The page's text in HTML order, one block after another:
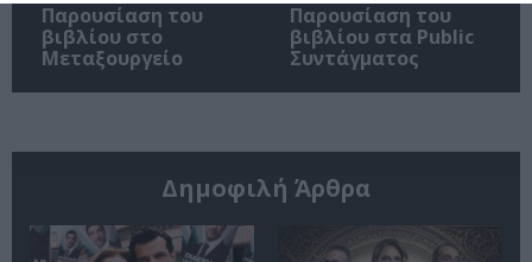
Παρουσίαση του
βιβλίου στο
Μεταξουργείο
Παρουσίαση του
βιβλίου στα Public
Συντάγματος
Δημοφιλή Άρθρα